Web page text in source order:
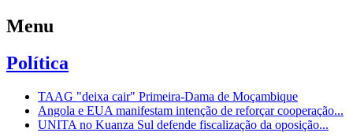
Menu
Política
TAAG "deixa cair" Primeira-Dama de Moçambique
Angola e EUA manifestam intenção de reforçar cooperação...
UNITA no Kuanza Sul defende fiscalização da oposição...